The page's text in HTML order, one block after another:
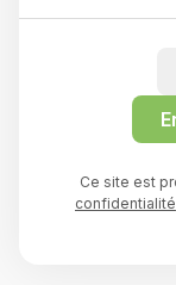
Ce site est
confidentialité